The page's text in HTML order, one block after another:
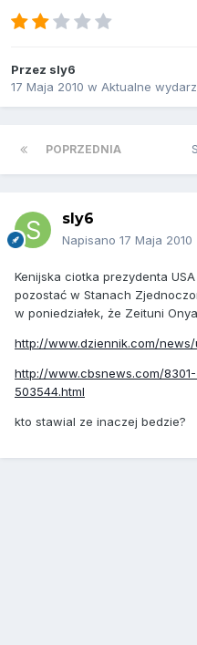
Przez sly6
17 Maja 2010 w Aktualne
POPRZEDNIA
sly6
Napisano 17 Maja 2010
Kenijska ciotka prezydenta
pozostać w Stanach
w poniedziałek, że Zeituni
http://www.dziennik.com/news/
http://www.cbsnews.com/8301-
503544.html
kto stawial ze inaczej bedzie?